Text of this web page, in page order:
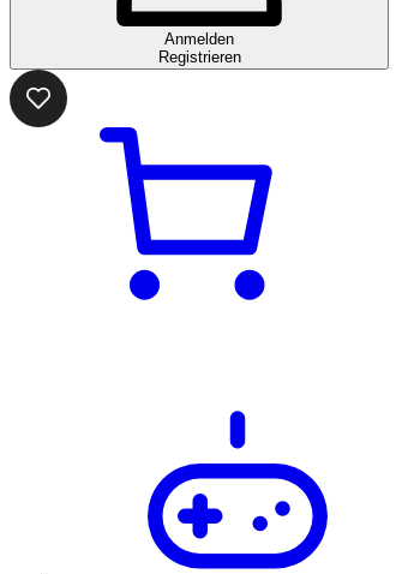
Anmelden
Registrieren